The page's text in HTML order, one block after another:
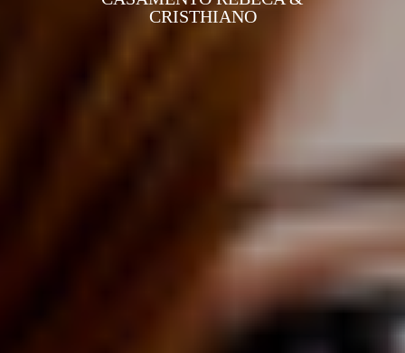
CRISTHIANO